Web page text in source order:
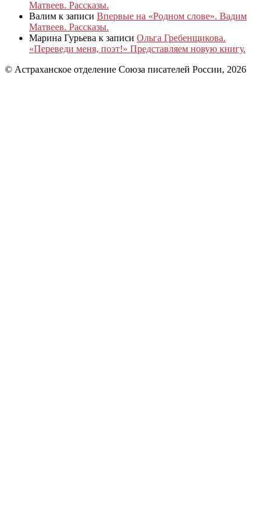
Матвеев. Рассказы.
Валим к записи Впервые на «Родном слове». Вадим
Матвеев. Рассказы.
Марина Гурьева к записи Ольга Гребенщикова.
«Переведи меня, поэт!» Представляем новую книгу.
© Астраханское отделение Союза писателей России, 2026